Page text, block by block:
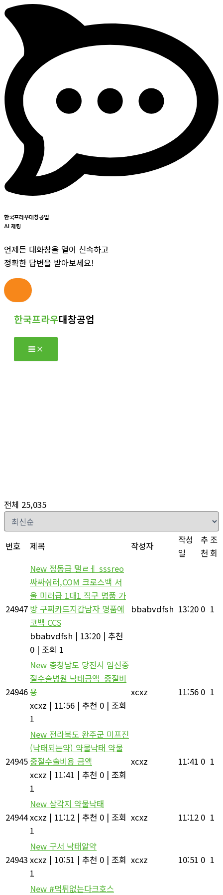
한국프라우대창공업
AI 채팅
언제든 대화창을 열어 신속하고
정확한 답변을 받아보세요!
한국프라우대창공업
전체 25,035
번호 제목 작성자
작성
일
추
천
조
회
24947
New 정동급 탤ㄹㅔ sssreo
싸싸숴러,COM 크로스백 서
울 미러급 1대1 직구 명품 가
방 구찌카드지갑남자 명품에
코백 CCS
bbabvdfsh | 13:20 | 추천
0 | 조회 1
bbabvdfsh 13:20 0 1
24946
New 충청남도 당진시 임신중
절수술병원 낙태금액_중절비
용
xcxz | 11:56 | 추천 0 | 조회
1
xcxz 11:56 0 1
24945
New 전라북도 완주군 미프진
(낙태되는약) 약물낙태 약물
중절수술비용 금액
xcxz | 11:41 | 추천 0 | 조회
1
xcxz 11:41 0 1
24944
New 삼각지 약물낙태
xcxz | 11:12 | 추천 0 | 조회
1
xcxz 11:12 0 1
24943
New 구서 낙태알약
xcxz | 10:51 | 추천 0 | 조회
1
xcxz 10:51 0 1
New #먹튀없는다크호스